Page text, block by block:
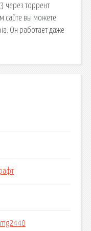
через торрент
сайте вы можете
Он работает даже
mg2440